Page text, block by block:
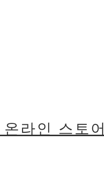
라인 스토어